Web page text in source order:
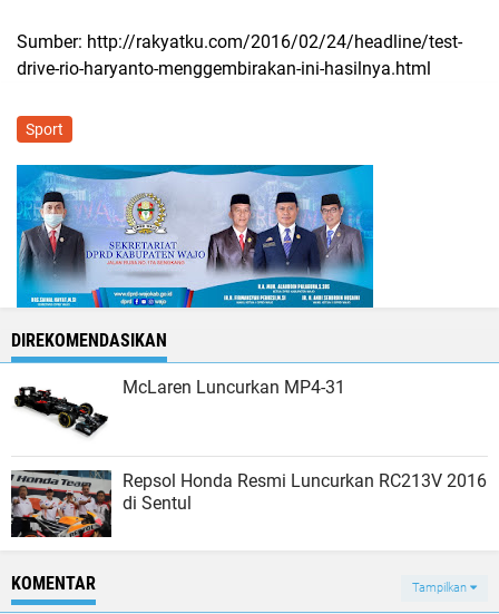
Sumber: http://rakyatku.com/2016/02/24/headline/test-
drive-rio-haryanto-menggembirakan-ini-hasilnya.html
Sport
DIREKOMENDASIKAN
McLaren Luncurkan MP4-31
Repsol Honda Resmi Luncurkan RC213V 2016
di Sentul
KOMENTAR Tampilkan